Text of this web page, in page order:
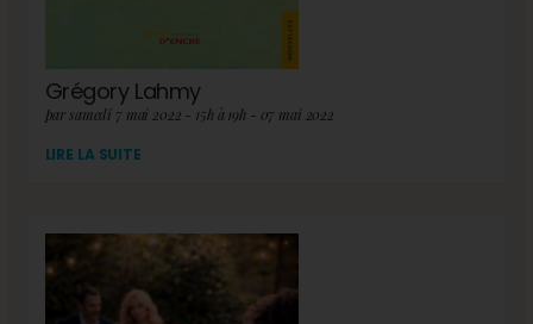
Grégory Lahmy
par samedi 7 mai 2022 - 15h à 19h - 07 mai 2022
LIRE LA SUITE